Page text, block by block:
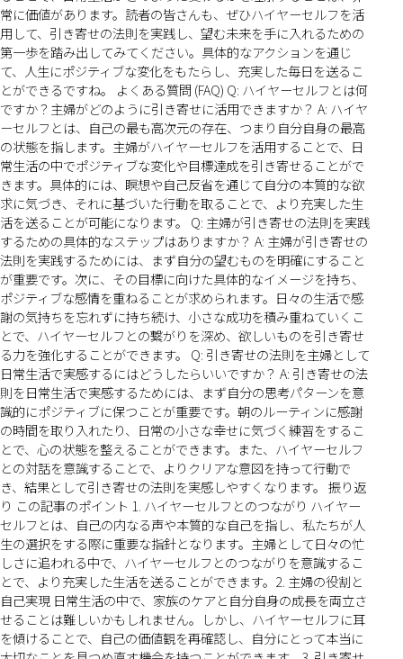
常に価値があります。読者の皆さんも、ぜひハイヤーセルフを活
用して、引き寄せの法則を実践し、望む未来を手に入れるための
第一歩を踏み出してみてください。具体的なアクションを通じ
て、人生にポジティブな変化をもたらし、充実した毎日を送るこ
とができるですね。 よくある質問 (FAQ) Q: ハイヤーセルフとは何
ですか？主婦がどのように引き寄せに活用できますか？ A: ハイヤ
ーセルフとは、自己の最も高次元の存在、つまり自分自身の最高
の状態を指します。主婦がハイヤーセルフを活用することで、日
常生活の中でポジティブな変化や目標達成を引き寄せることがで
きます。具体的には、瞑想や自己反省を通じて自分の本質的な欲
求に気づき、それに基づいた行動を取ることで、より充実した生
活を送ることが可能になります。 Q: 主婦が引き寄せの法則を実践
するための具体的なステップはありますか？ A: 主婦が引き寄せの
法則を実践するためには、まず自分の望むものを明確にすること
が重要です。次に、その目標に向けた具体的なイメージを持ち、
ポジティブな感情を重ねることが求められます。日々の生活で感
謝の気持ちを忘れずに持ち続け、小さな成功を積み重ねていくこ
とで、ハイヤーセルフとの繋がりを深め、欲しいものを引き寄せ
る力を強化することができます。 Q: 引き寄せの法則を主婦として
日常生活で実感するにはどうしたらいいですか？ A: 引き寄せの法
則を日常生活で実感するためには、まず自分の思考パターンを意
識的にポジティブに保つことが重要です。朝のルーティンに感謝
の時間を取り入れたり、日常の小さな幸せに気づく練習をするこ
とで、心の状態を整えることができます。また、ハイヤーセルフ
との対話を意識することで、よりクリアな意図を持って行動で
き、結果として引き寄せの法則を実感しやすくなります。 振り返
り この記事のポイント 1. ハイヤーセルフとのつながり ハイヤー
セルフとは、自己の内なる声や本質的な自己を指し、私たちが人
生の選択をする際に重要な指針となります。主婦として日々の忙
しさに追われる中で、ハイヤーセルフとのつながりを意識するこ
とで、より充実した生活を送ることができます。2. 主婦の役割と
自己実現 日常生活の中で、家族のケアと自分自身の成長を両立さ
せることは難しいかもしれません。しかし、ハイヤーセルフに耳
を傾けることで、自己の価値観を再確認し、自分にとって本当に